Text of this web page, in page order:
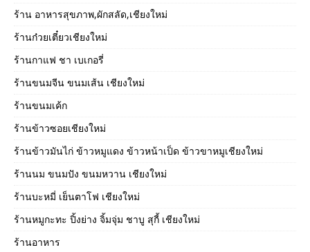
ร้าน อาหารสุขภาพ,ผักสลัด,เชียงใหม่
ร้านก๋วยเตี๋ยวเชียงใหม่
ร้านกาแฟ ชา เบเกอรี่
ร้านขนมจีน ขนมเส้น เชียงใหม่
ร้านขนมเค้ก
ร้านข้าวซอยเชียงใหม่
ร้านข้าวมันไก่ ข้าวหมูแดง ข้าวหน้าเป็ด ข้าวขาหมูเชียงใหม่
ร้านนม ขนมปัง ขนมหวาน เชียงใหม่
ร้านบะหมี่ เย็นตาโฟ เชียงใหม่
ร้านหมูกะทะ ปิ้งย่าง จิ้มจุ่ม ชาบู สุกี้ เชียงใหม่
ร้านอาหาร